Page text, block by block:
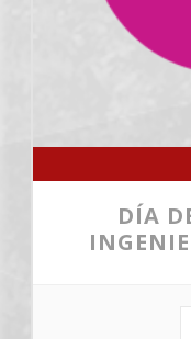
DÍA